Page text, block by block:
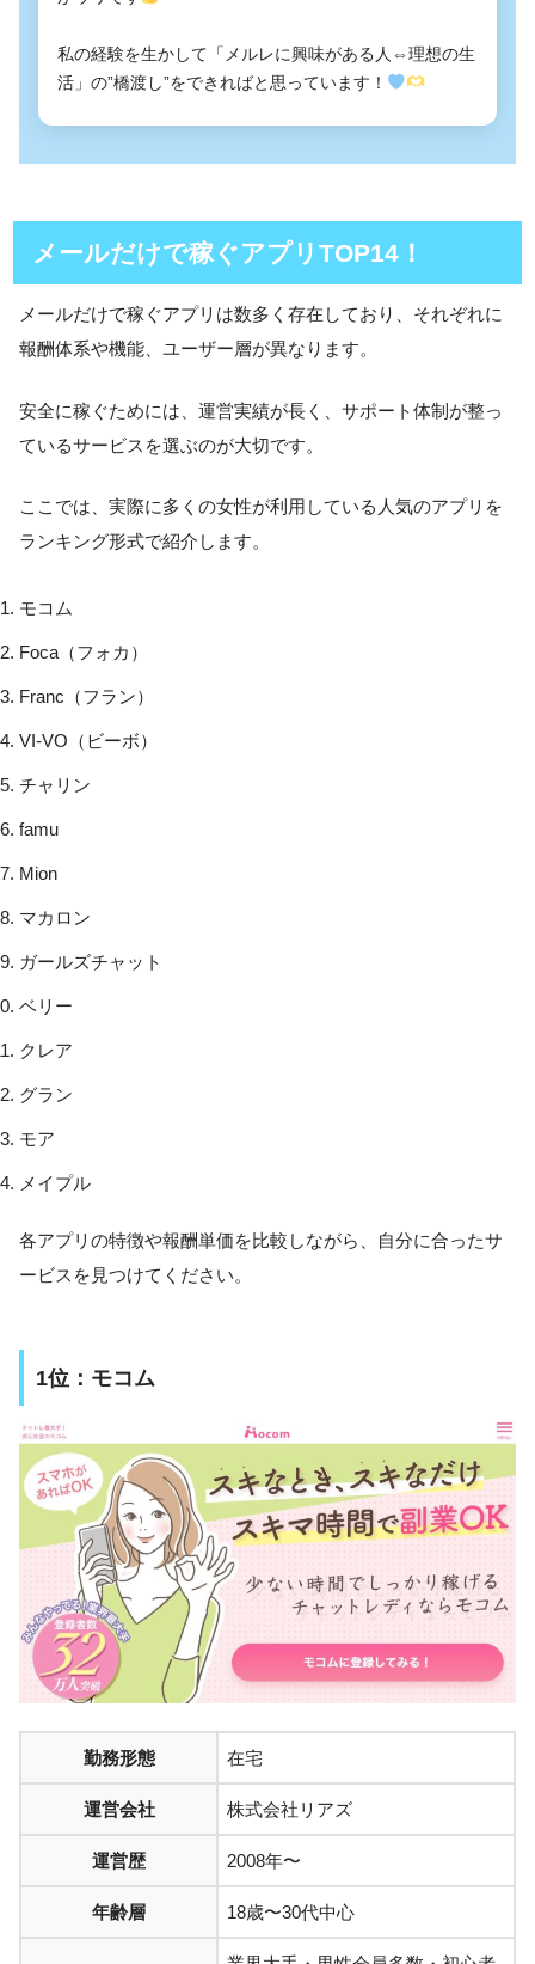
私の経験を生かして「メルレに興味がある人⇔理想の生
活」の”橋渡し”をできればと思っています！
メールだけで稼ぐアプリTOP14！
メールだけで稼ぐアプリは数多く存在しており、それぞれに
報酬体系や機能、ユーザー層が異なります。
安全に稼ぐためには、運営実績が長く、サポート体制が整っ
ているサービスを選ぶのが大切です。
ここでは、実際に多くの女性が利用している人気のアプリを
ランキング形式で紹介します。
モコム
Foca（フォカ）
Franc（フラン）
VI-VO（ビーボ）
チャリン
famu
Mion
マカロン
ガールズチャット
ベリー
クレア
グラン
モア
メイプル
各アプリの特徴や報酬単価を比較しながら、自分に合ったサ
ービスを見つけてください。
1位：モコム
勤務形態 在宅
運営会社 株式会社リアズ
運営歴 2008年〜
年齢層 18歳〜30代中心